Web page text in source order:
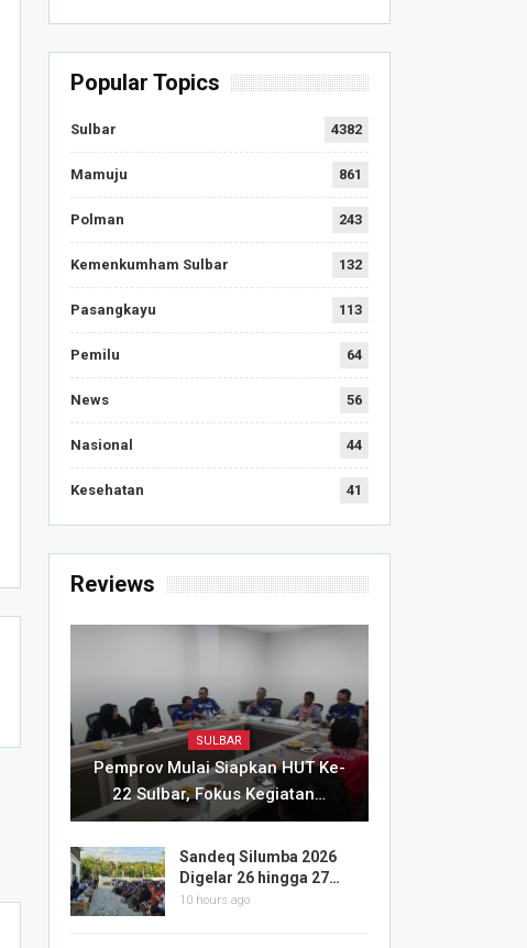
Popular Topics
Sulbar 4382
Mamuju 861
Polman 243
Kemenkumham Sulbar 132
Pasangkayu 113
Pemilu 64
News 56
Nasional 44
Kesehatan 41
Reviews
SULBAR
Pemprov Mulai Siapkan HUT Ke-
22 Sulbar, Fokus Kegiatan…
Sandeq Silumba 2026
Digelar 26 hingga 27…
10 hours ago